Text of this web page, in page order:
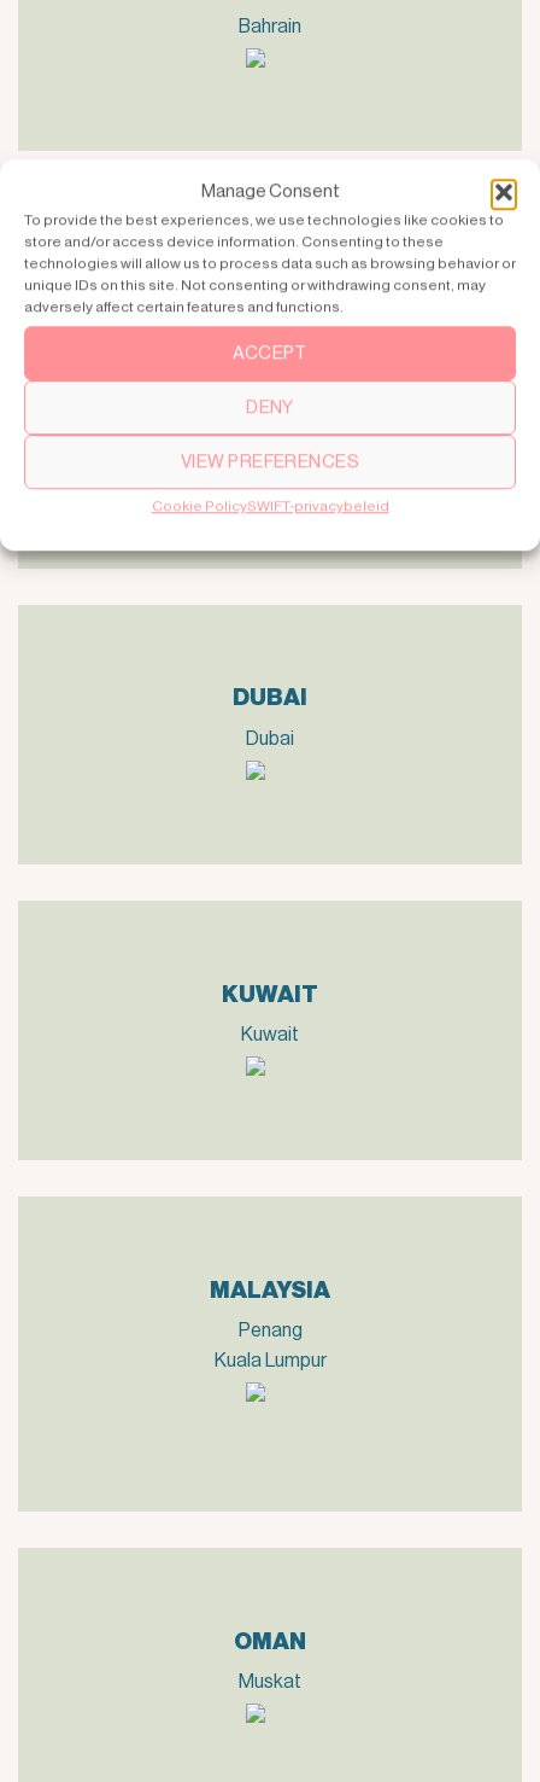
Manage Consent
To provide the best experiences, we use technologies like cookies to
store and/or access device information. Consenting to these
technologies will allow us to process data such as browsing behavior or
unique IDs on this site. Not consenting or withdrawing consent, may
adversely affect certain features and functions.
ACCEPT
DENY
VIEW PREFERENCES
Cookie PolicySWIFT-privacybeleid
Bahrain
CHINA
Beijing
Shanghai
Hangzhou
Chengdu
Suzhou
DUBAI
Dubai
KUWAIT
Kuwait
MALAYSIA
Penang
Kuala Lumpur
OMAN
Muskat